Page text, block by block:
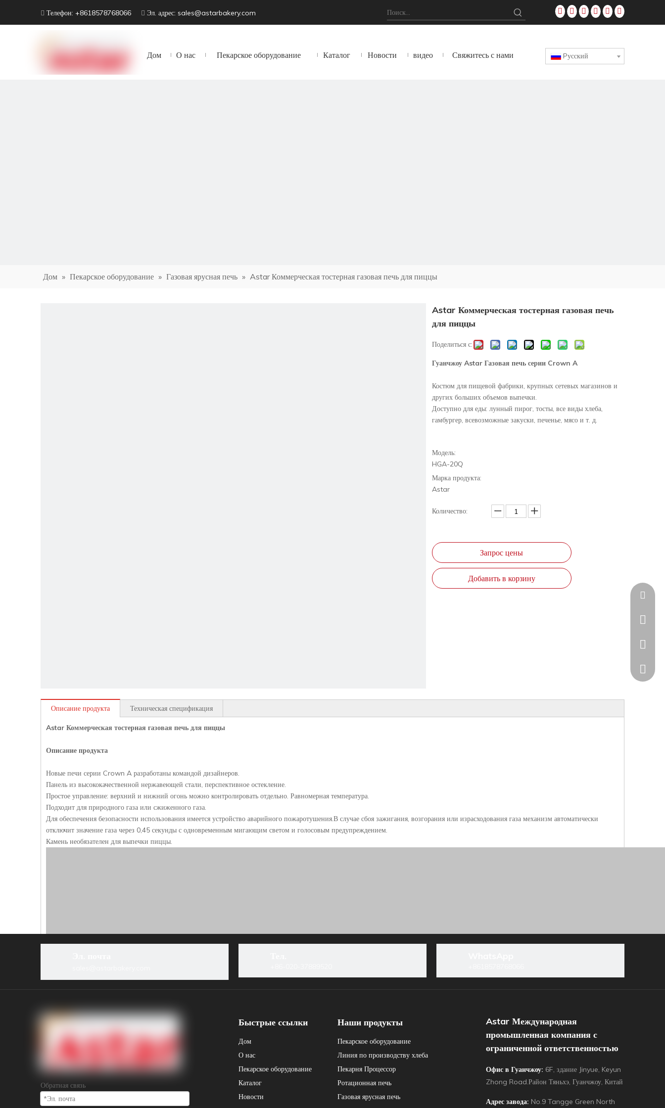
 Телефон: +8618578768066  Эл. адрес: sales@astarbakery.com
Дом О нас Пекарское оборудование Каталог Новости видео Свяжитесь с нами Pусский
Дом » Пекарское оборудование » Газовая ярусная печь » Astar Коммерческая тостерная газовая печь для пиццы
Astar Коммерческая тостерная газовая печь
для пиццы
Поделиться с:
Гуанчжоу Astar Газовая печь серии Crown A
Костюм для пищевой фабрики, крупных сетевых магазинов и
других больших объемов выпечки.
Доступно для еды: лунный пирог, тосты, все виды хлеба,
гамбургер, всевозможные закуски, печенье, мясо и т. д.
Модель:
HGA-20Q
Марка продукта:
Astar
Количество:
Запрос цены
Добавить в корзину
Описание продукта Техническая спецификация
Astar Коммерческая тостерная газовая печь для пиццы
Описание продукта
Новые печи серии Crown A разработаны командой дизайнеров.
Панель из высококачественной нержавеющей стали, перспективное остекление.
Простое управление: верхний и нижний огонь можно контролировать отдельно. Равномерная температура.
Подходит для природного газа или сжиженного газа.
Для обеспечения безопасности использования имеется устройство аварийного пожаротушения.В случае сбоя зажигания, возгорания или израсходования газа механизм автоматически
отключит значение газа через 0,45 секунды с одновременным мигающим светом и голосовым предупреждением.
Камень необязателен для выпечки пиццы.
Обратная связь
Быстрые ссылки
Дом
О нас
Пекарское оборудование
Каталог
Новости
Наши продукты
Пекарское оборудование
Линия по производству хлеба
Пекарня Процессор
Ротационная печь
Газовая ярусная печь
Astar Международная
промышленная компания с
ограниченной ответственностью
Офис в Гуанчжоу: 6F, здание Jinyue, Keyun
Zhong Road.Район Тяньхэ, Гуанчжоу, Китай
Адрес завода: No.9 Tangge Green North